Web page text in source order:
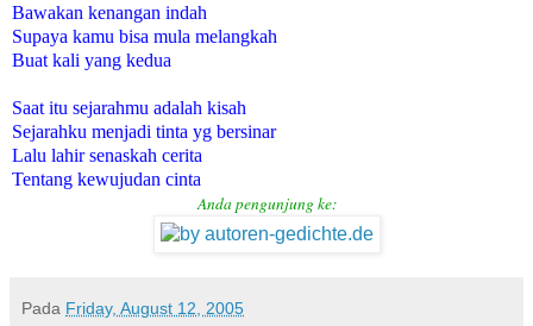
Bawakan kenangan indah
Supaya kamu bisa mula melangkah
Buat kali yang kedua
Saat itu sejarahmu adalah kisah
Sejarahku menjadi tinta yg bersinar
Lalu lahir senaskah cerita
Tentang kewujudan cinta
Anda pengunjung ke:
Pada Friday, August 12, 2005